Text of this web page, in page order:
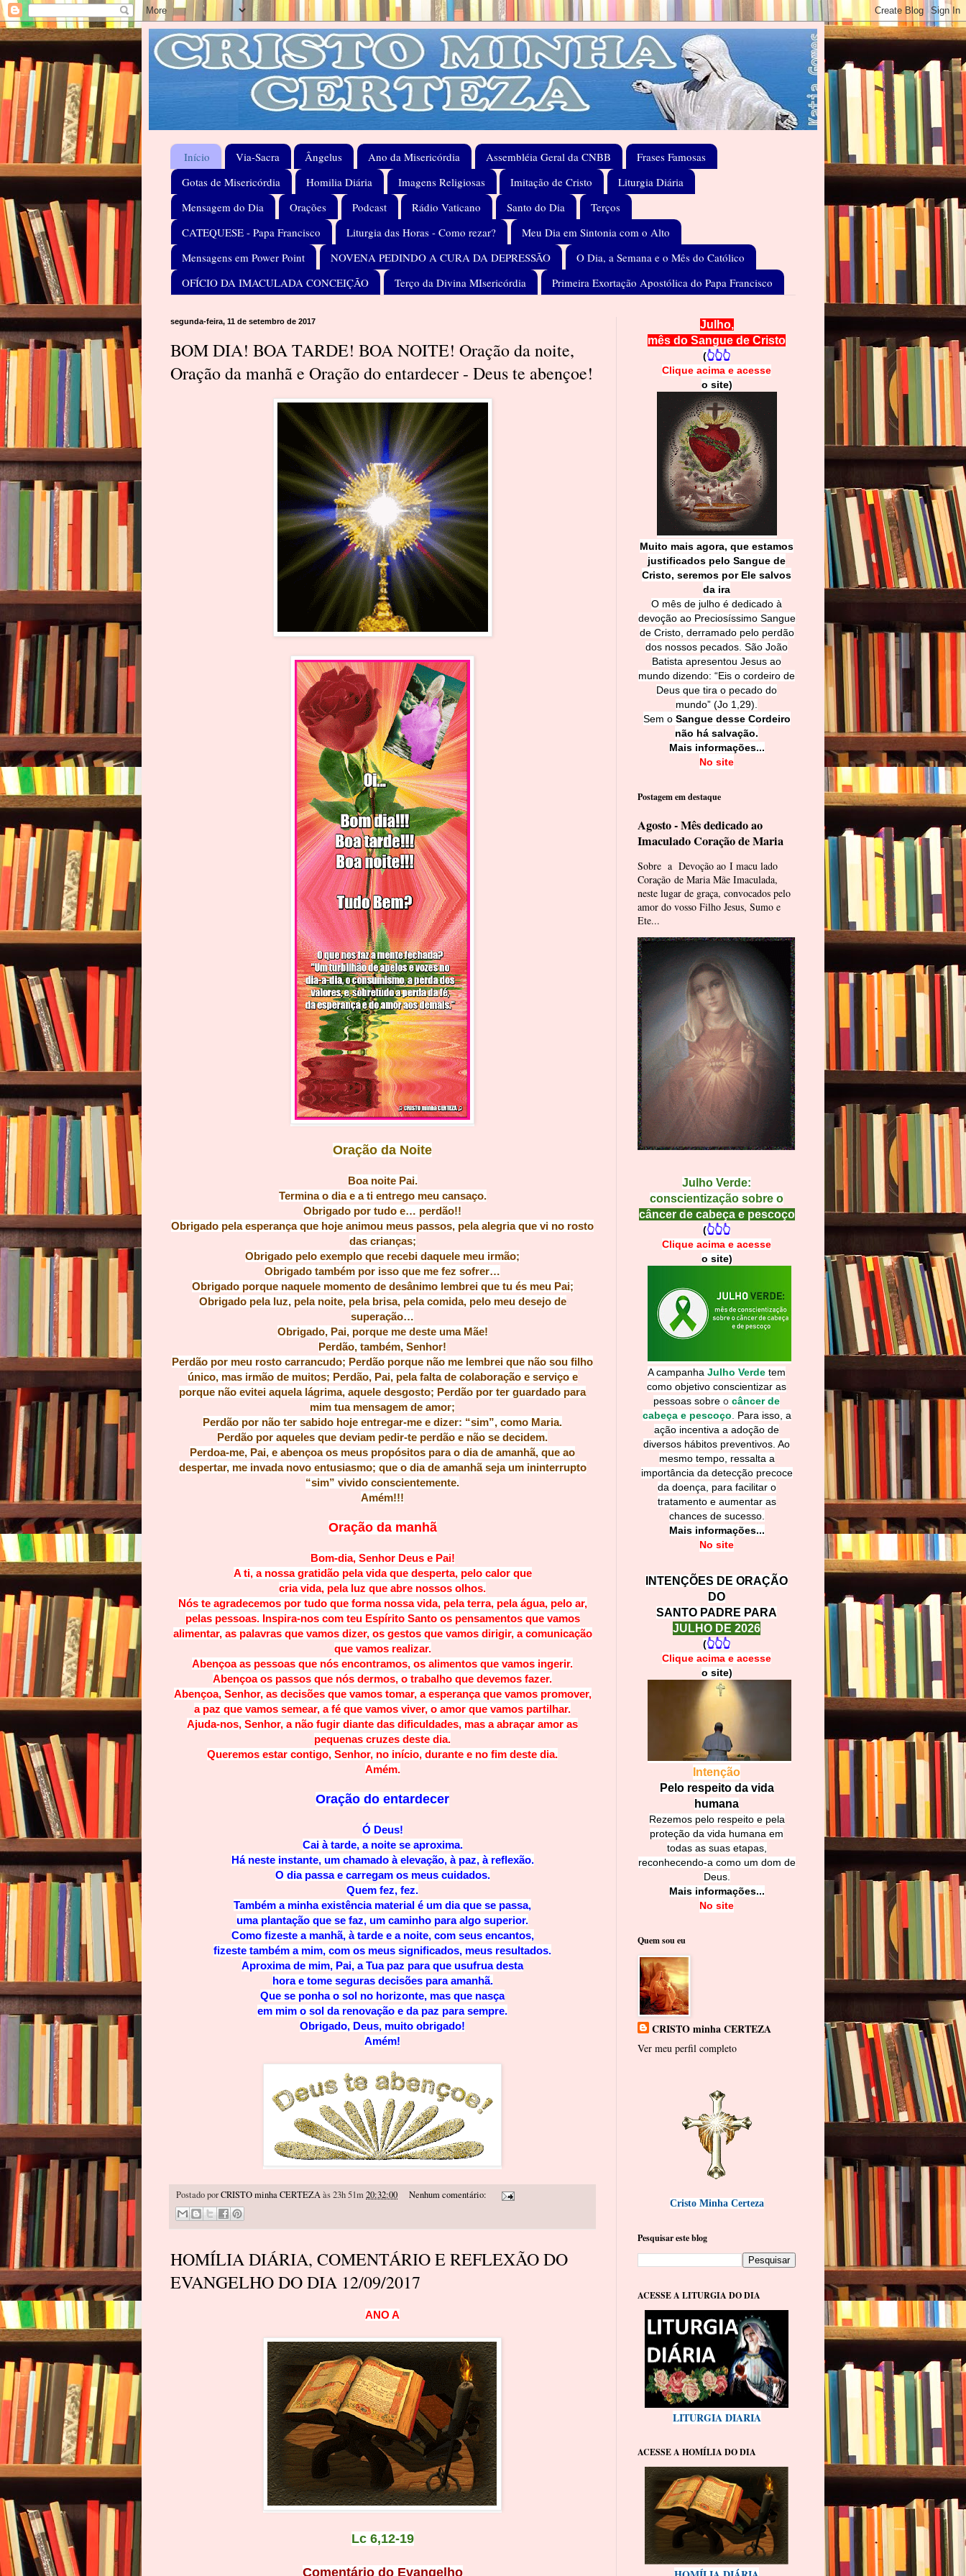
Início Via-Sacra Ângelus Ano da Misericórdia Assembléia Geral da CNBB
Frases Famosas
Gotas de Misericórdia
Homilia Diária Imagens Religiosas Imitação de Cristo
Liturgia Diária
Mensagem do Dia
Orações Podcast Rádio Vaticano Santo do Dia
Terços
CATEQUESE - Papa Francisco
Liturgia das Horas - Como rezar?
Meu Dia em Sintonia com o Alto
Mensagens em Power Point
NOVENA PEDINDO A CURA DA DEPRESSÃO
O Dia, a Semana e o Mês do Católico
OFÍCIO DA IMACULADA CONCEIÇÃO
Terço da Divina MIsericórdia Primeira Exortação Apostólica do Papa Francisco
segunda-feira, 11 de setembro de 2017
BOM DIA! BOA TARDE! BOA NOITE! Oração da noite,
Oração da manhã e Oração do entardecer - Deus te abençoe!
Oração da Noite
Boa noite Pai.
Termina o dia e a ti entrego meu cansaço.
Obrigado por tudo e… perdão!!
Obrigado pela esperança que hoje animou meus passos, pela alegria que vi no rosto
das crianças;
Obrigado pelo exemplo que recebi daquele meu irmão;
Obrigado também por isso que me fez sofrer…
Obrigado porque naquele momentode desânimo lembrei que tu és meu Pai;
Obrigado pela luz, pela noite, pela brisa, pela comida, pelo meu desejo de
superação…
Obrigado, Pai, porque me deste uma Mãe!
Perdão, também, Senhor!
Perdão por meu rosto carrancudo; Perdão porque não me lembrei que não sou filho
único, mas irmão de muitos; Perdão, Pai, pela falta de colaboração e serviço e
porque não evitei aquela lágrima, aquele desgosto; Perdão por ter guardado para
mim tua mensagem de amor;
Perdão por não ter sabido hoje entregar-me e dizer: “sim”, como Maria.
Perdão por aqueles que deviam pedir-te perdão e não se decidem.
Perdoa-me, Pai, e abençoa os meus propósitos para o dia de amanhã, que ao
despertar, me invada novo entusiasmo; que o dia de amanhã seja um ininterrupto
“sim” vivido conscientemente.
Amém!!!
Oração da manhã
Bom-dia, Senhor Deus e Pai!
A ti, a nossa gratidão pela vida que desperta, pelo calor que
cria vida, pela luz que abre nossos olhos.
Nós te agradecemos por tudo que forma nossa vida, pela terra, pela água, pelo ar,
pelas pessoas. Inspira-nos com teu Espírito Santo os pensamentos que vamos
alimentar, as palavras que vamos dizer, os gestos que vamos dirigir, a comunicação
que vamos realizar.
Abençoa as pessoas que nós encontramos, os alimentos que vamos ingerir.
Abençoa os passos que nós dermos, o trabalho que devemos fazer.
Abençoa, Senhor, as decisões que vamos tomar, a esperança que vamos promover,
a paz que vamos semear, a fé que vamos viver, o amor que vamos partilhar.
Ajuda-nos, Senhor, a não fugir diante das dificuldades, mas a abraçar amor as
pequenas cruzes deste dia.
Queremos estar contigo, Senhor, no início, durante e no fim deste dia.
Amém.
Oração do entardecer
Ó Deus!
Cai à tarde, a noite se aproxima.
Há neste instante, um chamado à elevação, à paz, à reflexão.
O dia passa e carregam os meus cuidados.
Quem fez, fez.
Também a minha existência material é um dia que se passa,
uma plantação que se faz, um caminho para algo superior.
Como fizeste a manhã, à tarde e a noite, com seus encantos,
fizeste também a mim, com os meus significados, meus resultados.
Aproxima de mim, Pai, a Tua paz para que usufrua desta
hora e tome seguras decisões para amanhã.
Que se ponha o sol no horizonte, mas que nasça
em mim o sol da renovação e da paz para sempre.
Obrigado, Deus, muito obrigado!
Amém!
Postado porCRISTO minha CERTEZAàs 23h 51m20:32:00 Nenhum comentário:
HOMÍLIA DIÁRIA, COMENTÁRIO E REFLEXÃO DO
EVANGELHO DO DIA 12/09/2017
ANO A
Lc 6,12-19
Comentário do Evangelho
Julho,
mês do Sangue de Cristo
(👆👆👆
Clique acima e acesse
o site)
Muito mais agora, que estamos
justificados pelo Sangue de
Cristo, seremos por Ele salvos
da ira
O mês de julho é dedicado à
devoção ao Preciosíssimo Sangue
de Cristo, derramado pelo perdão
dos nossos pecados. São João
Batista apresentou Jesus ao
mundo dizendo: “Eis o cordeiro de
Deus que tira o pecado do
mundo” (Jo 1,29).
Sem o Sangue desse Cordeiro
não há salvação.
Mais informações...
No site
Postagem em destaque
Agosto - Mês dedicado ao
Imaculado Coração de Maria
Sobre a Devoção ao I macu lado
Coração de Maria Mãe Imaculada,
neste lugar de graça, convocados pelo
amor do vosso Filho Jesus, Sumo e
Ete...
Julho Verde:
conscientização sobre o
câncer de cabeça e pescoço
(👆👆👆
Clique acima e acesse
o site)
A campanha Julho Verde tem
como objetivo conscientizar as
pessoas sobre o câncer de
cabeça e pescoço
Para isso, a
ação incentiva a adoção de
diversos hábitos preventivos. Ao
mesmo tempo, ressalta a
importância da detecção precoce
da doença, para facilitar o
tratamento e aumentar as
chances de sucesso.
Mais informações...
No site
INTENÇÕES DE ORAÇÃO
DO
SANTO PADRE PARA
JULHO DE 2026
(👆👆👆
Clique acima e acesse
o site)
Intenção
Pelo respeito da vida
humana
Rezemos pelo respeito e pela
proteção da vida humana em
todas as suas etapas,
reconhecendo-a como um dom de
Deus.
Mais informações...
No site
Quem sou eu
CRISTO minha CERTEZA
Ver meu perfil completo
Cristo Minha Certeza
Pesquisar este blog
ACESSE A LITURGIA DO DIA
LITURGIA DIARIA
ACESSE A HOMÍLIA DO DIA